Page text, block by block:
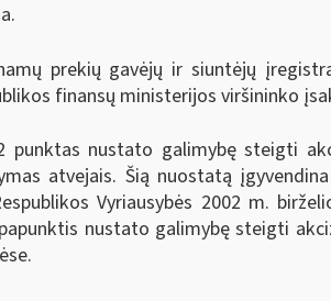
prekių gavėjų ir siuntėjų
finansų ministerijos viršininko
nustato galimybę steigti
atvejais. Šią nuostatą
Vyriausybės 2002 m.
nustato galimybę steigti